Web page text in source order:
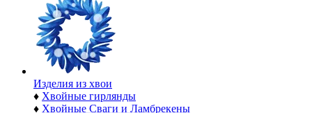
Изделия из хвои
♦ Хвойные гирлянды
♦ Хвойные Сваги и Ламбрекены